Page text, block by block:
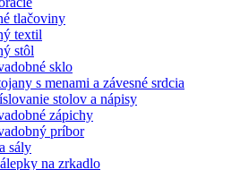
tlačoviny
textil
stôl
sklo
s menami a závesné srdcia
stolov a nápisy
zápichy
príbor
sály
na zrkadlo